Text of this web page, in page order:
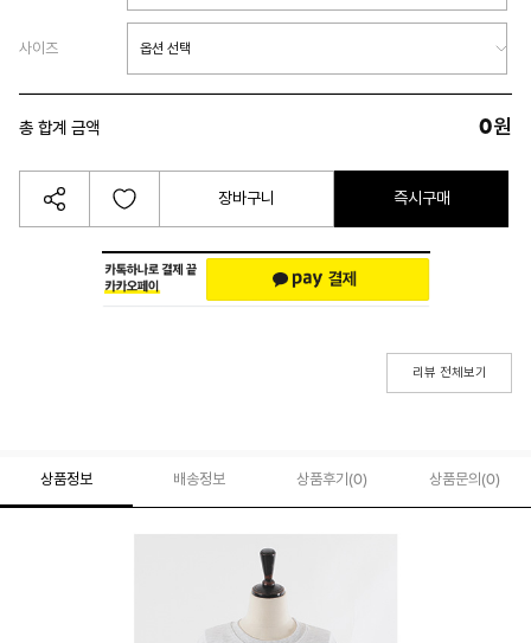
사이즈
총 합계 금액 0원
장바구니 즉시구매
리뷰 전체보기
상품정보 배송정보 상품후기(0) 상품문의 (0)